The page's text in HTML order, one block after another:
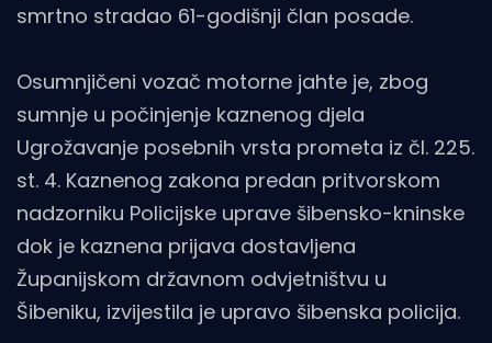
smrtno stradao 61-godišnji član posade.
Osumnjičeni vozač motorne jahte je, zbog
sumnje u počinjenje kaznenog djela
Ugrožavanje posebnih vrsta prometa iz čl. 225.
st. 4. Kaznenog zakona predan pritvorskom
nadzorniku Policijske uprave šibensko-kninske
dok je kaznena prijava dostavljena
Županijskom državnom odvjetništvu u
Šibeniku, izvijestila je upravo šibenska policija.